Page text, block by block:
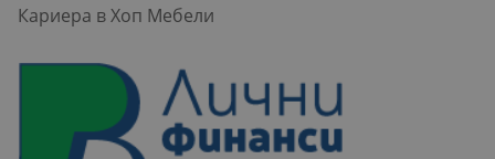
Кариера в Хоп Мебели